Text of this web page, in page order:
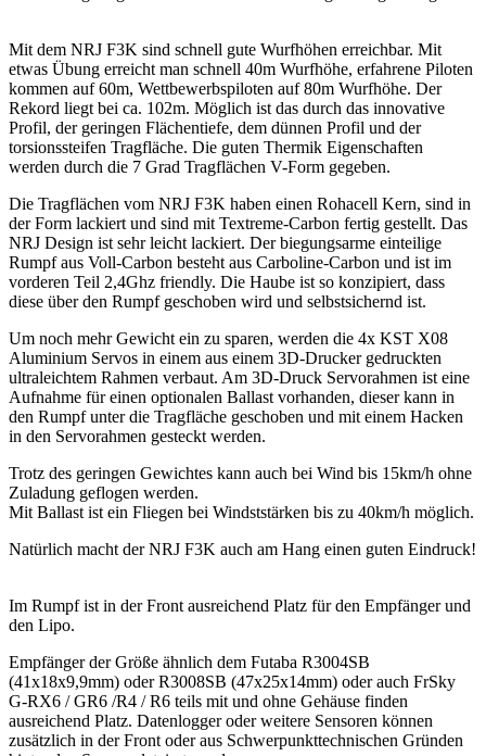
Mit dem NRJ F3K sind schnell gute Wurfhöhen erreichbar. Mit
etwas Übung erreicht man schnell 40m Wurfhöhe, erfahrene Piloten
kommen auf 60m, Wettbewerbspiloten auf 80m Wurfhöhe. Der
Rekord liegt bei ca. 102m. Möglich ist das durch das innovative
Profil, der geringen Flächentiefe, dem dünnen Profil und der
torsionssteifen Tragfläche. Die guten Thermik Eigenschaften
werden durch die 7 Grad Tragflächen V-Form gegeben.
Die Tragflächen vom NRJ F3K haben einen Rohacell Kern, sind in
der Form lackiert und sind mit Textreme-Carbon fertig gestellt. Das
NRJ Design ist sehr leicht lackiert. Der biegungsarme einteilige
Rumpf aus Voll-Carbon besteht aus Carboline-Carbon und ist im
vorderen Teil 2,4Ghz friendly. Die Haube ist so konzipiert, dass
diese über den Rumpf geschoben wird und selbstsichernd ist.
Um noch mehr Gewicht ein zu sparen, werden die 4x KST X08
Aluminium Servos in einem aus einem 3D-Drucker gedruckten
ultraleichtem Rahmen verbaut. Am 3D-Druck Servorahmen ist eine
Aufnahme für einen optionalen Ballast vorhanden, dieser kann in
den Rumpf unter die Tragfläche geschoben und mit einem Hacken
in den Servorahmen gesteckt werden.
Trotz des geringen Gewichtes kann auch bei Wind bis 15km/h ohne
Zuladung geflogen werden.
Mit Ballast ist ein Fliegen bei Windststärken bis zu 40km/h möglich.
Natürlich macht der NRJ F3K auch am Hang einen guten Eindruck!
Im Rumpf ist in der Front ausreichend Platz für den Empfänger und
den Lipo.
Empfänger der Größe ähnlich dem Futaba R3004SB
(41x18x9,9mm) oder R3008SB (47x25x14mm) oder auch FrSky
G-RX6 / GR6 /R4 / R6 teils mit und ohne Gehäuse finden
ausreichend Platz. Datenlogger oder weitere Sensoren können
zusätzlich in der Front oder aus Schwerpunkttechnischen Gründen